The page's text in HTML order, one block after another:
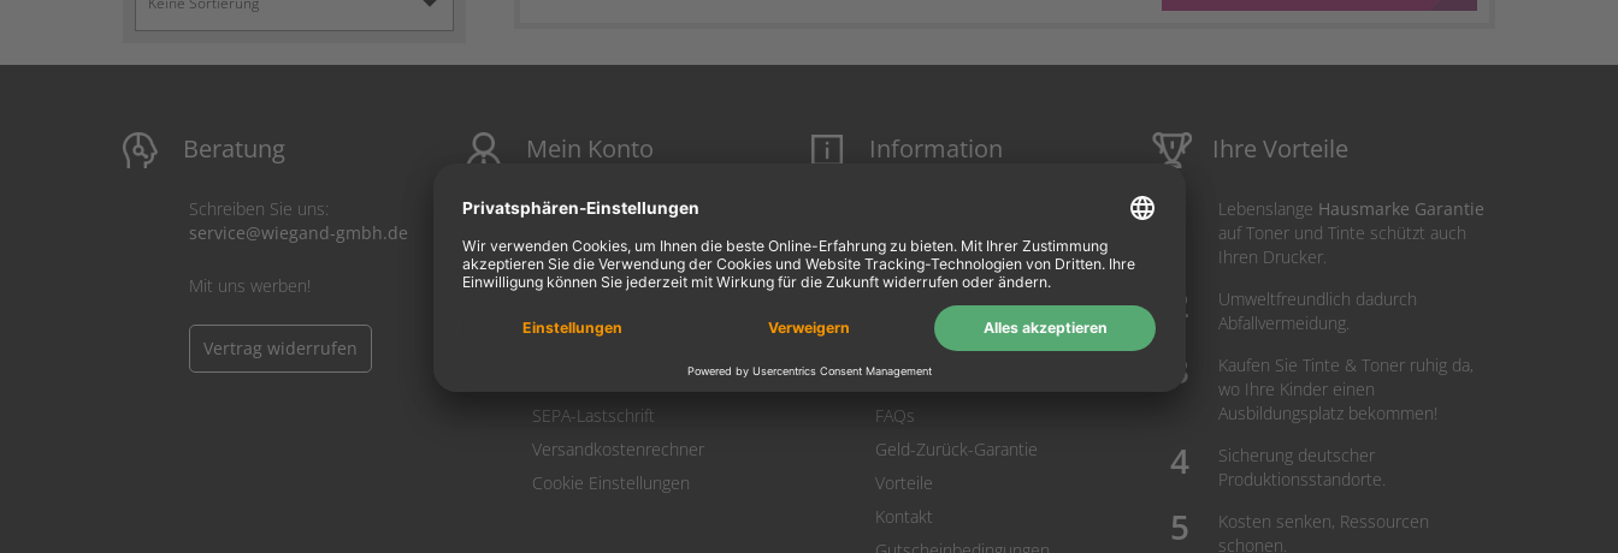
Beratung
Schreiben Sie uns:
service@wiegand-gmbh.de
Mit uns werben!
Vertrag widerrufen
Mein Konto
Mein Konto
Login
Warenkorb
SEPA-Lastschrift
Versandkostenrechner
Cookie Einstellungen
Information
AGB
Datenschutz
Widerrufsbelehrung
Hausmarken-Garantie
Impressum
FAQs
Geld-Zurück-Garantie
Vorteile
Kontakt
Ihre Vorteile
Lebenslange Hausmarke Garantie
auf Toner und Tinte schützt auch
Ihren Drucker.
Umweltfreundlich dadurch
Abfallvermeidung.
Kaufen Sie Tinte & Toner ruhig da,
wo Ihre Kinder einen
Ausbildungsplatz bekommen!
Sicherung deutscher
Produktionsstandorte.
Kosten senken, Ressourcen
schonen.